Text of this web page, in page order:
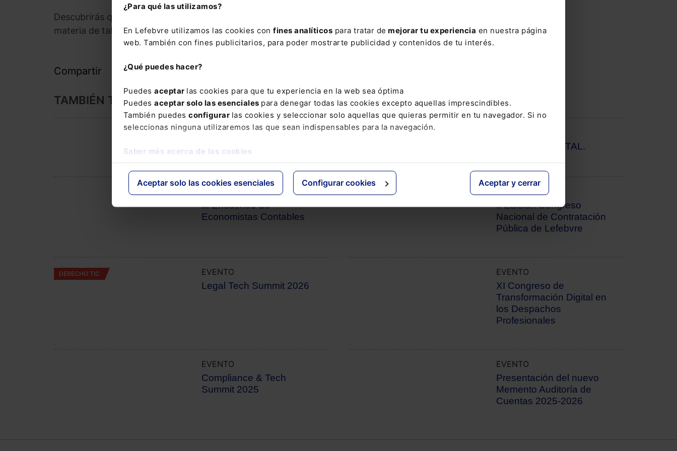
¿Para qué las utilizamos?
En Lefebvre utilizamos las cookies con fines analíticos para tratar de mejorar tu experiencia en nuestra página
web. También con fines publicitarios, para poder mostrarte publicidad y contenidos de tu interés.
¿Qué puedes hacer?
Puedes aceptar las cookies para que tu experiencia en la web sea óptima
Puedes aceptar solo las esenciales para denegar todas las cookies excepto aquellas imprescindibles.
También puedes configurar las cookies y seleccionar solo aquellas que quieras permitir en tu navegador. Si no
seleccionas ninguna utilizaremos las que sean indispensables para la navegación.
Saber más acerca de las cookies
Aceptar solo las cookies esenciales Configurar cookies Aceptar y cerrar
Descubrirás qué es lo que hay que implementar ya, cómo afrontar los retos que se presentan en
materia de talento, procesos y modelos de negocio, y cómo integrar la IA con seguridad jurídica.
Compartir
TAMBIÉN TE PUEDE INTERESAR
EVENTO
V Congreso AECEM
JORNADA EXTERNA
Congreso COSITAL.
III Encuentro de
Economistas Contables
ADMINISTRATIVO
II Edición Congreso
Nacional de Contratación
Pública de Lefebvre
DERECHO TIC EVENTO
Legal Tech Summit 2026
EVENTO
XI Congreso de
Transformación Digital en
los Despachos
Profesionales
EVENTO
Compliance & Tech
Summit 2025
EVENTO
Presentación del nuevo
Memento Auditoría de
Cuentas 2025-2026